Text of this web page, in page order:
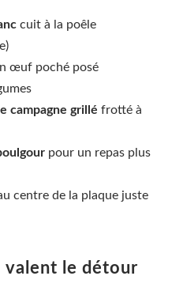
cuit à la poêle
œuf poché posé
campagne grillé frotté à
pour un repas plus
centre de la plaque juste
valent le détour